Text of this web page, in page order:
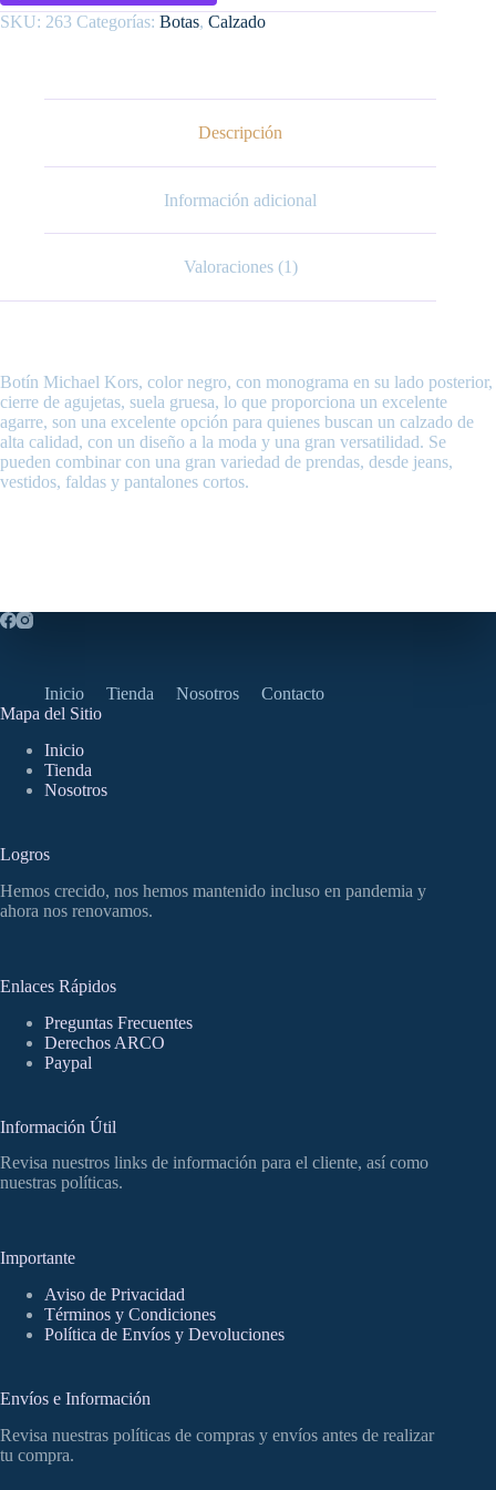
49F3RDFE6L
cantidad
SKU: 263 Categorías: Botas, Calzado
Descripción
Información adicional
Valoraciones (1)
Botín Michael Kors, color negro, con monograma en su lado posterior,
cierre de agujetas, suela gruesa, lo que proporciona un excelente
agarre, son una excelente opción para quienes buscan un calzado de
alta calidad, con un diseño a la moda y una gran versatilidad. Se
pueden combinar con una gran variedad de prendas, desde jeans,
vestidos, faldas y pantalones cortos.
Inicio Tienda Nosotros
Contacto
Mapa del Sitio
Inicio
Tienda
Nosotros
Logros
Hemos crecido, nos hemos mantenido incluso en pandemia y
ahora nos renovamos.
Enlaces Rápidos
Preguntas Frecuentes
Derechos ARCO
Paypal
Información Útil
Revisa nuestros links de información para el cliente, así como
nuestras políticas.
Importante
Aviso de Privacidad
Términos y Condiciones
Política de Envíos y Devoluciones
Envíos e Información
Revisa nuestras políticas de compras y envíos antes de realizar
tu compra.